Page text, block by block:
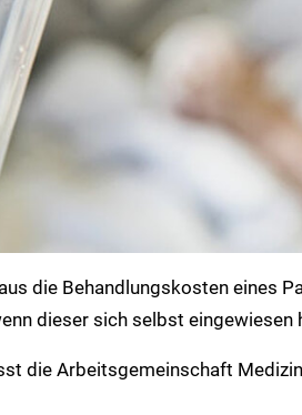
die Behandlungskosten eines
dieser sich selbst eingewiesen
die Arbeitsgemeinschaft